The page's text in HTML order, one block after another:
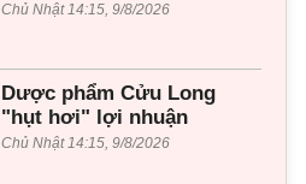
Chủ Nhật 14:15, 9/8/2026
Dược phẩm Cửu Long
"hụt hơi" lợi nhuận
Chủ Nhật 14:15, 9/8/2026